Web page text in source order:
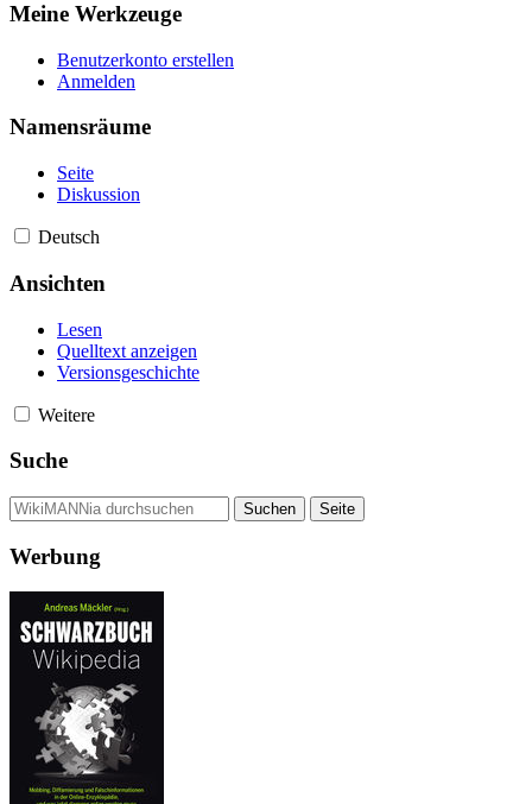
Meine Werkzeuge
Benutzerkonto erstellen
Anmelden
Namensräume
Seite
Diskussion
Deutsch
Ansichten
Lesen
Quelltext anzeigen
Versionsgeschichte
Weitere
Suche
Werbung